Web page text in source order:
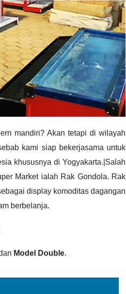
mandiri? Akan tetapi di wilayah
kami siap bekerjasama untuk
khususnya di Yogyakarta.|Salah
Market ialah Rak Gondola. Rak
display komoditas dagangan
berbelanja.
Model Double.